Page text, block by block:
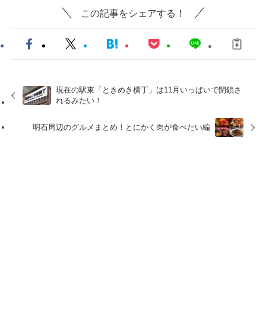
この記事をシェアする！
現在の駅東「ときめき横丁」は11月いっぱいで閉鎖さ
れるみたい！
明石周辺のグルメまとめ！とにかく肉が食べたい編